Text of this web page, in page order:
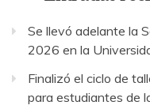
Se llevó adelante la
2026 en la
Finalizó el ciclo de
para estudiantes de